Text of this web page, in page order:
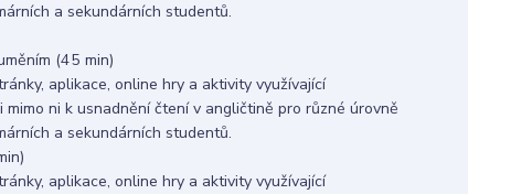
a sekundárních studentů.
(45 min)
aplikace, online hry a aktivity využívající
ni k usnadnění čtení v angličtině pro různé úrovně
a sekundárních studentů.
aplikace, online hry a aktivity využívající